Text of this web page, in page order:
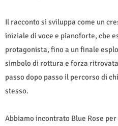
Il racconto si sviluppa come un
iniziale di voce e pianoforte, che
protagonista, fino a un finale
simbolo di rottura e forza
passo dopo passo il percorso di
stesso.
Abbiamo incontrato Blue Rose